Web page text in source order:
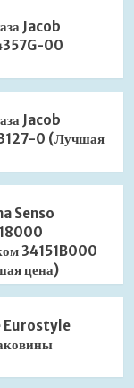
Jacob
00
Jacob
0 (Лучшая
Senso
34151B000
цена)
Eurostyle